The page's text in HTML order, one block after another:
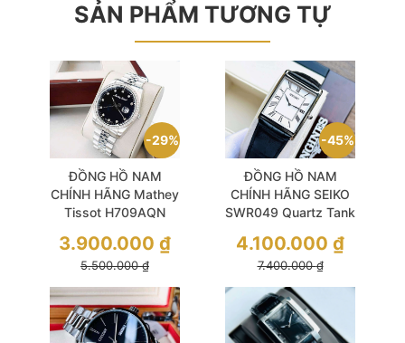
SẢN PHẨM TƯƠNG TỰ
29%
ĐỒNG HỒ NAM
CHÍNH HÃNG Mathey
Tissot H709AQN
Silver Stainless Steel
For Men
5.500.000₫
3.900.000 ₫
45%
ĐỒNG HỒ NAM
CHÍNH HÃNG SEIKO
SWR049 Quartz Tank
Phong Cách Thanh
Lịch Và Sang Trọng
7.400.000₫
4.100.000 ₫